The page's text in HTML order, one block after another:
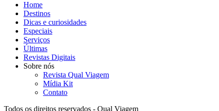
Home
Destinos
Dicas e curiosidades
Especiais
Serviços
Últimas
Revistas Digitais
Sobre nós
Revista Qual Viagem
Mídia Kit
Contato
Todos os direitos reservados - Qual Viagem